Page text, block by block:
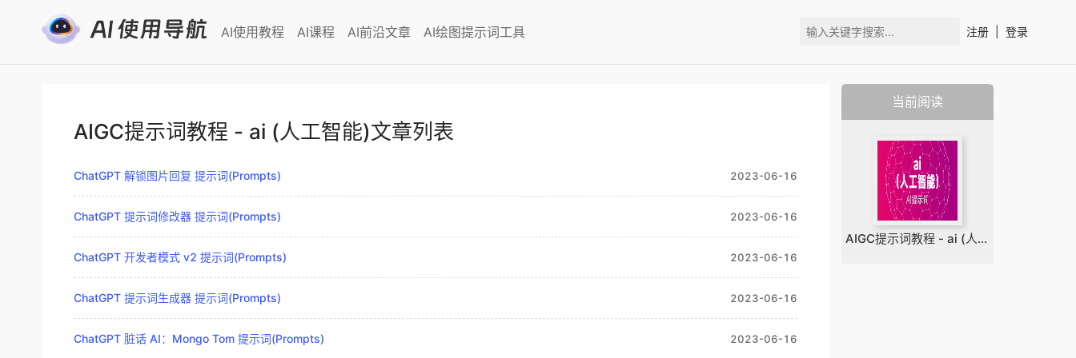
AI使用教程 AI课程 AI前沿文章 AI绘图提示词工具 注册 登录
AIGC提示词教程 - ai (人工智能)文章列表
ChatGPT 解锁图片回复 提示词(Prompts) 2023-06-16
ChatGPT 提示词修改器 提示词(Prompts) 2023-06-16
ChatGPT 开发者模式 v2 提示词(Prompts) 2023-06-16
ChatGPT 提示词生成器 提示词(Prompts) 2023-06-16
ChatGPT 脏话 AI：Mongo Tom 提示词(Prompts) 2023-06-16
当前阅读
AIGC提示词教程 - ai (人工智能)